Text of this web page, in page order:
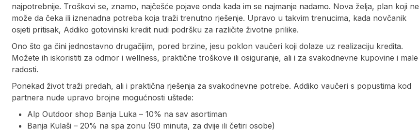
najpotrebnije. Troškovi se, znamo, najčešće pojave onda kada im se najmanje nadamo. Nova želja, plan koji ne
može da čeka ili iznenadna potreba koja traži trenutno rješenje. Upravo u takvim trenucima, kada novčanik
osjeti pritisak, Addiko gotovinski kredit nudi podršku za različite životne prilike.
Ono što ga čini jednostavno drugačijim, pored brzine, jesu poklon vaučeri koji dolaze uz realizaciju kredita.
Možete ih iskoristiti za odmor i wellness, praktične troškove ili osiguranje, ali i za svakodnevne kupovine i male
radosti.
Ponekad život traži predah, ali i praktična rješenja za svakodnevne potrebe. Addiko vaučeri s popustima kod
partnera nude upravo brojne mogućnosti uštede:
Alp Outdoor shop Banja Luka – 10% na sav asortiman
Banja Kulaši – 20% na spa zonu (90 minuta, za dvije ili četiri osobe)